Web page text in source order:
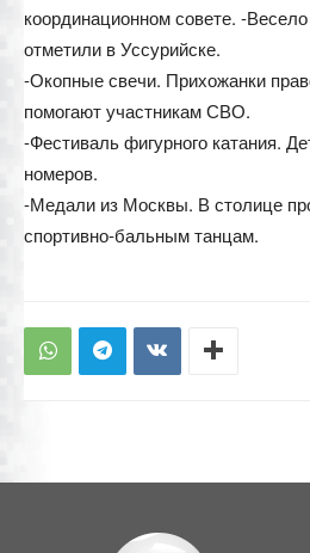
координационном совете. -
отметили в Уссурийске.
-Окопные свечи. Прихожанки
помогают участникам СВО.
-Фестиваль фигурного катания.
номеров.
-Медали из Москвы. В столице
спортивно-бальным танцам.